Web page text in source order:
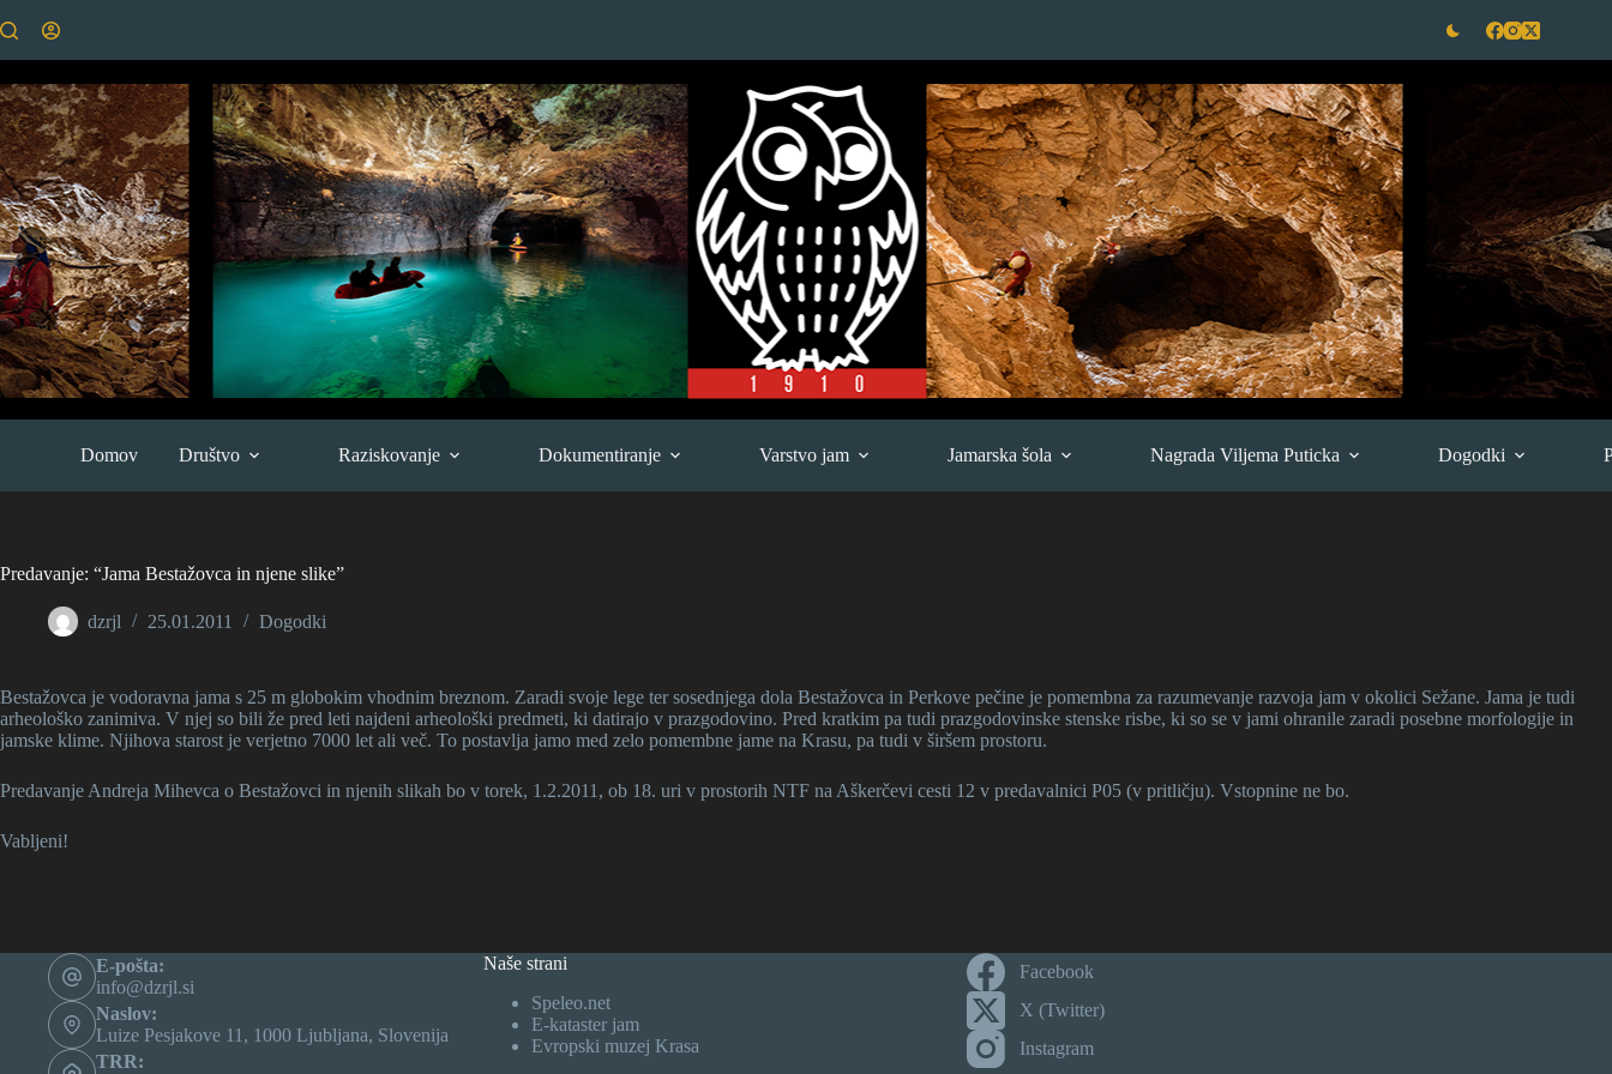
to
Domov Društvo Raziskovanje Dokumentiranje Varstvo jam Jamarska šola Nagrada Viljema Puticka Dogodki
Predavanje: “Jama Bestažovca in njene slike”
dzrjl 25.01.2011 Dogodki
Bestažovca je vodoravna jama s 25 m globokim vhodnim breznom. Zaradi svoje lege ter sosednjega dola Bestažovca in Perkove pečine je pomembna za razumevanje razvoja jam v okolici Sežane. Jama je tudi
arheološko zanimiva. V njej so bili že pred leti najdeni arheološki predmeti, ki datirajo v prazgodovino. Pred kratkim pa tudi prazgodovinske stenske risbe, ki so se v jami ohranile zaradi posebne morfologije in
jamske klime. Njihova starost je verjetno 7000 let ali več. To postavlja jamo med zelo pomembne jame na Krasu, pa tudi v širšem prostoru.
Predavanje Andreja Mihevca o Bestažovci in njenih slikah bo v torek, 1.2.2011, ob 18. uri v prostorih NTF na Aškerčevi cesti 12 v predavalnici P05 (v pritličju). Vstopnine ne bo.
Vabljeni!
E-pošta:
info@dzrjl.si
Naslov:
Luize Pesjakove 11, 1000 Ljubljana, Slovenija
TRR:
Naše strani
Speleo.net
E-kataster jam
Evropski muzej Krasa
Facebook
X (Twitter)
Instagram